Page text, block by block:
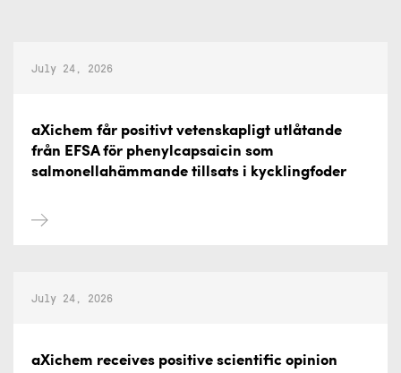
July 24, 2026
aXichem får positivt vetenskapligt utlåtande
från EFSA för phenylcapsaicin som
salmonellahämmande tillsats i kycklingfoder
July 24, 2026
aXichem receives positive scientific opinion